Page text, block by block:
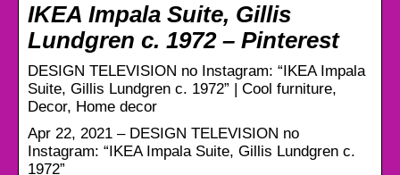
IKEA Impala Suite, Gillis
Lundgren c. 1972 – Pinterest
DESIGN TELEVISION no Instagram: “IKEA Impala
Suite, Gillis Lundgren c. 1972” | Cool furniture,
Decor, Home decor
Apr 22, 2021 – DESIGN TELEVISION no
Instagram: “IKEA Impala Suite, Gillis Lundgren c.
1972”